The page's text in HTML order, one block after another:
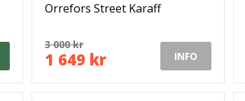
Orrefors Street Karaff
3 000 kr
1 649 kr INFO